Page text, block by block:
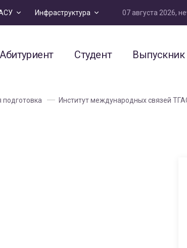
Инфраструктура 07 августа 2026,
Абитуриент Студент Выпускник
подготовка Институт международных связей